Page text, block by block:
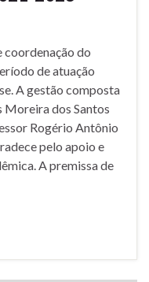
coordenação do
de atuação
A gestão composta
Moreira dos Santos
Rogério Antônio
pelo apoio e
A premissa de